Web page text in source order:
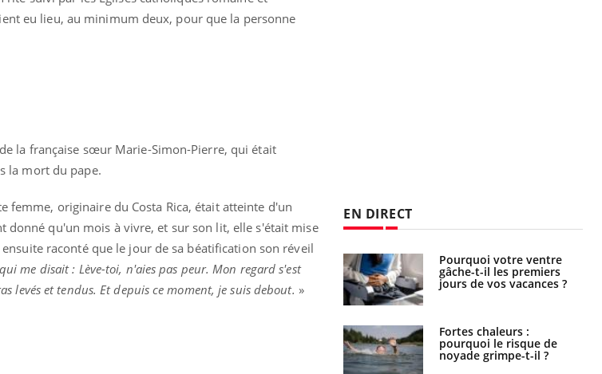
eu lieu, au minimum deux, pour que la personne
la française sœur Marie-Simon-Pierre, qui était
la mort du pape.
femme, originaire du Costa Rica, était atteinte d'un
donné qu'un mois à vivre, et sur son lit, elle s'était mise
raconté que le jour de sa béatification son réveil
me disait : Lève-toi, n'aies pas peur. Mon regard s'est
levés et tendus. Et depuis ce moment, je suis debout. »
EN DIRECT
simple aurait
donne au Pays
change dans la prise en
charge des femmes
enceintes
Pourquoi votre ventre
gâche-t-il les premiers
jours de vos vacances ?
Fortes chaleurs :
pourquoi le risque de
noyade grimpe-t-il ?